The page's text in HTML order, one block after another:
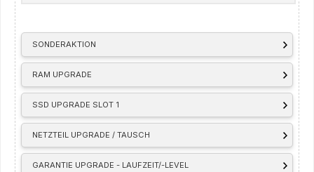
SONDERAKTION
RAM UPGRADE
SSD UPGRADE SLOT 1
NETZTEIL UPGRADE / TAUSCH
GARANTIE UPGRADE - LAUFZEIT/-LEVEL